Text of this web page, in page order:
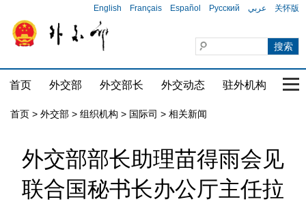
English Français Español Русский عربي 关怀版
首页 外交部 外交部长 外交动态 驻外机构 国
首页 > 外交部 > 组织机构 > 国际司 > 相关新闻
外交部部长助理苗得雨会见
联合国秘书长办公厅主任拉